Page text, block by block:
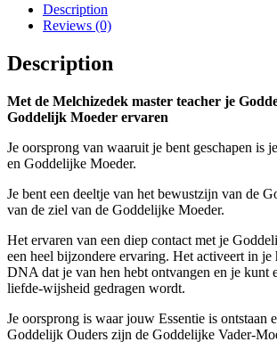
Description
Reviews (0)
Description
Met de Melchizedek master teacher je
Goddelijk Moeder ervaren
Je oorsprong van waaruit je bent geschapen is
en Goddelijke Moeder.
Je bent een deeltje van het bewustzijn van de
van de ziel van de Goddelijke Moeder.
Het ervaren van een diep contact met je
een heel bijzondere ervaring. Het activeert in
DNA dat je van hen hebt ontvangen en je kunt
liefde-wijsheid gedragen wordt.
Je oorsprong is waar jouw Essentie is ontstaan
Goddelijk Ouders zijn de Goddelijke Vader-